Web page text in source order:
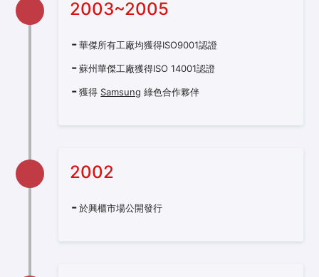
2003~2005
華傑所有工廠均獲得ISO9001認證
蘇州華傑工廠獲得ISO 14001認證
獲得 Samsung 綠色合作夥伴
2002
於興櫃市場公開發行